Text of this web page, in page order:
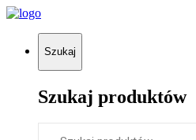
Szukaj
Szukaj produktów